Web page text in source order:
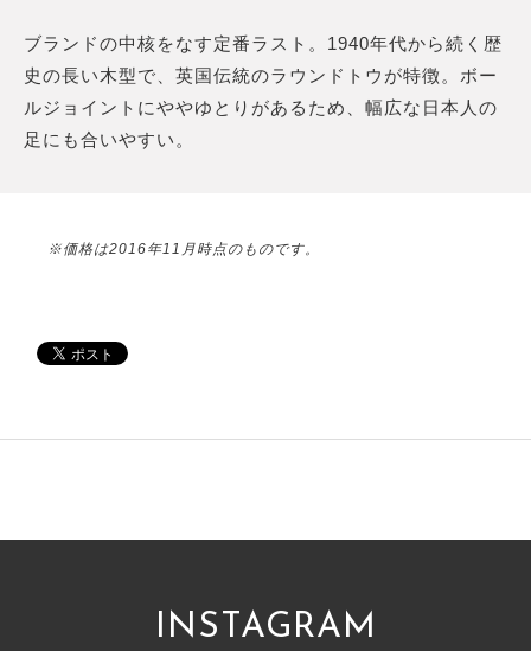
ブランドの中核をなす定番ラスト。1940年代から続く歴
史の長い木型で、英国伝統のラウンドトウが特徴。ボー
ルジョイントにややゆとりがあるため、幅広な日本人の
足にも合いやすい。
※価格は2016年11月時点のものです。
INSTAGRAM